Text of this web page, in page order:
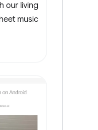
our living
music.